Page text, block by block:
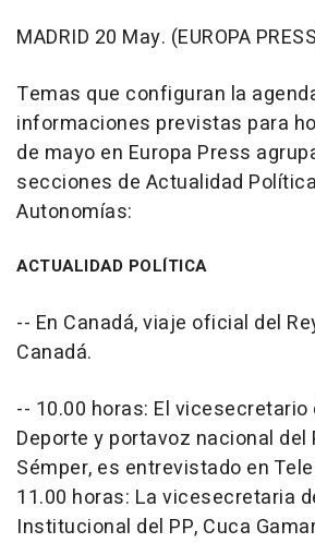
MADRID 20 May. (EUROPA
Temas que configuran la
informaciones previstas para
de mayo en Europa Press
secciones de Actualidad
Autonomías:
ACTUALIDAD POLÍTICA
-- En Canadá, viaje oficial del
Canadá.
-- 10.00 horas: El vicesecretario
Deporte y portavoz nacional del
Sémper, es entrevistado en
11.00 horas: La vicesecretaria
Institucional del PP, Cuca